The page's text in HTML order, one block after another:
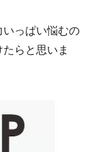
っぱい悩むの
らと思いま